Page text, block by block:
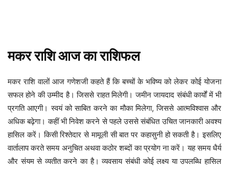
मकरराशिआजकाराशिफल
मकर राशि वालों आज गणेशजी कहते हैं कि बच्चों के भविष्य को लेकर कोई योजना
सफल होने की उम्मीद है। जिससे राहत मिलेगी। जमीन जायदाद संबंधी कार्यों में भी
प्रगति आएगी। स्वयं को साबित करने का मौका मिलेगा, जिससे आत्मविश्वास और
अधिक बढ़ेगा। कहीं भी निवेश करने से पहले उससे संबंधित उचित जानकारी अवश्य
हासिल करें। किसी रिश्तेदार से मामूली सी बात पर कहासुनी हो सकती है। इसलिए
वार्तालाप करते समय अनुचित अथवा कठोर शब्दों का प्रयोग ना करें। यह समय धैर्य
और संयम से व्यतीत करने का है। व्यवसाय संबंधी कोई लक्ष्य या उपलब्धि हासिल